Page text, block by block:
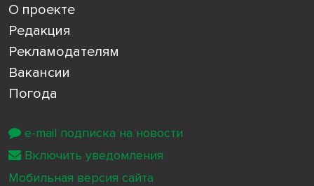
О проекте
Редакция
Рекламодателям
Вакансии
Погода
e-mail подписка на новости
Включить уведомления
Мобильная версия сайта